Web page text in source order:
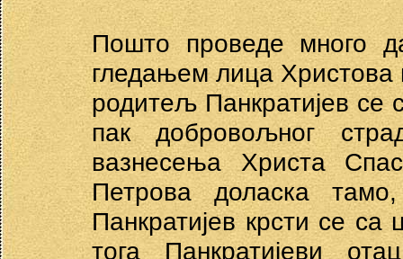
Пошто проведе много
гледањем лица
родитељ Панкратијев се
пак добровољног
вазнесења Христа
Петрова доласка
Панкратијев крсти се
тога Панкратијеви